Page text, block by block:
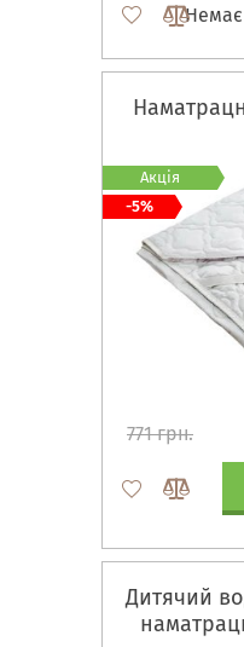
Немає
771 грн.
Акція
-5%
Дитячий